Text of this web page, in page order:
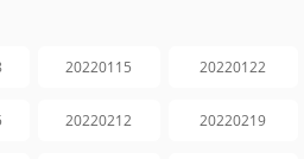
20220115 20220122
20220212 20220219